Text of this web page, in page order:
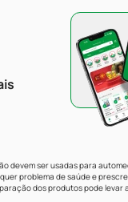
devem ser usadas para
problema de saúde e
dos produtos pode levar